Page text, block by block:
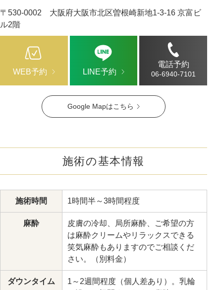
Google Mapはこちら
〒530-0002 大阪府大阪市北区曽根崎新地1-3-16 京富ビ
ル2階
WEB予約 LINE予約
電話予約
06-6940-7101
施術の基本情報
施術時間 1時間半～3時間程度
麻酔
皮膚の冷却、局所麻酔、ご希望の方
は麻酔クリームやリラックスできる
笑気麻酔もありますのでご相談くだ
さい。（別料金）
ダウンタイム
1～2週間程度（個人差あり）。乳輪